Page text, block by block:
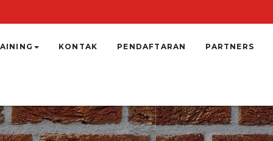
KONTAK PENDAFTARAN PARTNERS